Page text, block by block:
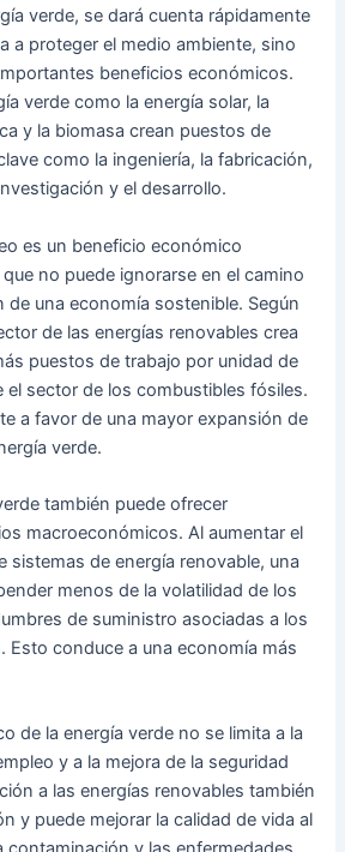
verde, se dará cuenta rápidamente
a proteger el medio ambiente, sino
beneficios económicos.
verde como la energía solar, la
y la biomasa crean puestos de
como la ingeniería, la fabricación,
y el desarrollo.
es un beneficio económico
no puede ignorarse en el camino
de una economía sostenible. Según
de las energías renovables crea
puestos de trabajo por unidad de
el sector de los combustibles fósiles.
a favor de una mayor expansión de
verde.
también puede ofrecer
macroeconómicos. Al aumentar el
sistemas de energía renovable, una
menos de la volatilidad de los
de suministro asociadas a los
Esto conduce a una economía más
de la energía verde no se limita a la
y a la mejora de la seguridad
a las energías renovables también
y puede mejorar la calidad de vida al